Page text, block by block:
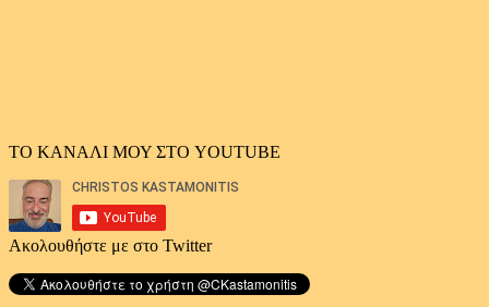
ΤΟ ΚΑΝΑΛΙ ΜΟΥ ΣΤΟ YOUTUBE
Ακολουθήστε με στο Twitter